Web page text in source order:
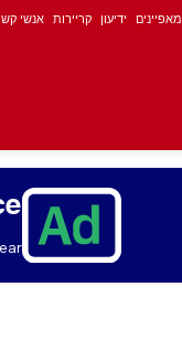
מאפיינים ידיעון קריירות אנשי